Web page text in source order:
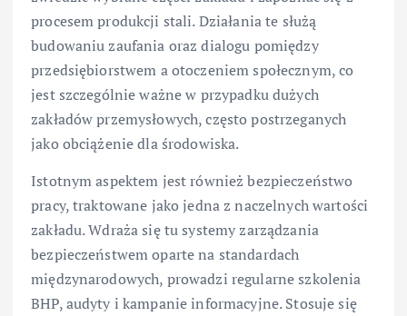
procesem produkcji stali. Działania te służą
budowaniu zaufania oraz dialogu pomiędzy
przedsiębiorstwem a otoczeniem społecznym, co
jest szczególnie ważne w przypadku dużych
zakładów przemysłowych, często postrzeganych
jako obciążenie dla środowiska.
Istotnym aspektem jest również bezpieczeństwo
pracy, traktowane jako jedna z naczelnych wartości
zakładu. Wdraża się tu systemy zarządzania
bezpieczeństwem oparte na standardach
międzynarodowych, prowadzi regularne szkolenia
BHP, audyty i kampanie informacyjne. Stosuje się